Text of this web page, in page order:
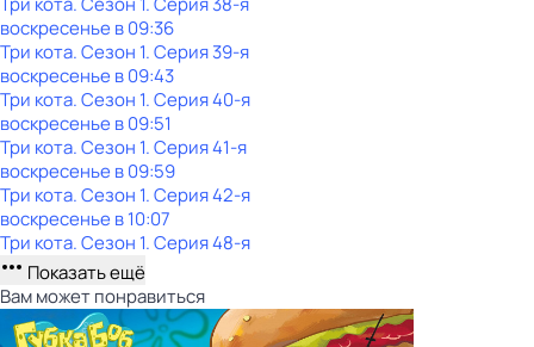
воскресенье в09:36
Три кота. Сезон 1. Серия 39-я
воскресенье в09:43
Три кота. Сезон 1. Серия 40-я
воскресенье в09:51
Три кота. Сезон 1. Серия 41-я
воскресенье в09:59
Три кота. Сезон 1. Серия 42-я
воскресенье в10:07
Три кота. Сезон 1. Серия 48-я
Показать ещё
Вам может понравиться